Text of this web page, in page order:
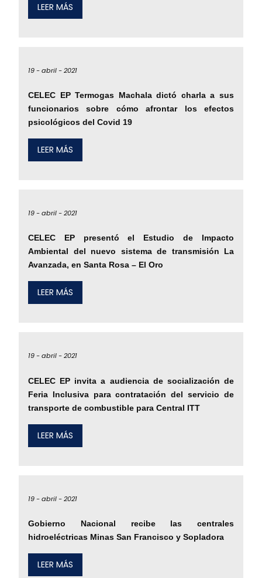
LEER MÁS
19 -abril -2021
CELEC EP Termogas Machala dictó charla a sus
funcionarios sobre cómo afrontar los efectos
psicológicos del Covid 19
LEER MÁS
19 -abril -2021
CELEC EP presentó el Estudio de Impacto
Ambiental del nuevo sistema de transmisión La
Avanzada, en Santa Rosa – El Oro
LEER MÁS
19 -abril -2021
CELEC EP invita a audiencia de socialización de
Feria Inclusiva para contratación del servicio de
transporte de combustible para Central ITT
LEER MÁS
19 -abril -2021
Gobierno Nacional recibe las centrales
hidroeléctricas Minas San Francisco y Sopladora
LEER MÁS